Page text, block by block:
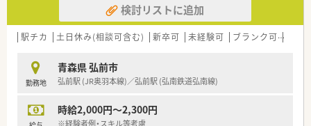
検討リストに追加
駅チカ 土日休み(相談可含む) 新卒可 未経験可 ブランク可
勤務地
青森県 弘前市
弘前駅 (JR奥羽本線)／弘前駅 (弘南鉄道弘南線)
時給2,000円～2,300円